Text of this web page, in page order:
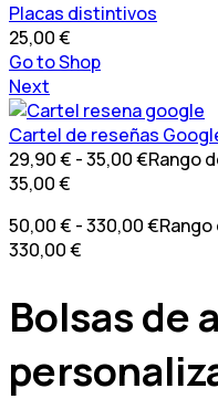
Placas distintivos
25,00€
Go to Shop
Next
Cartel de reseñas
29,90€ -35,00€Rango
35,00 €
50,00€ -330,00€
330,00 €
Bolsas de